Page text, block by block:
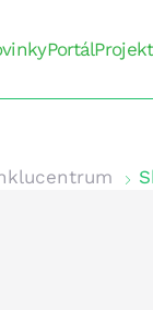
Portál